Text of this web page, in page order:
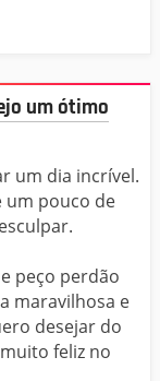
um ótimo
um dia incrível.
um pouco de
peço perdão
maravilhosa e
desejar do
feliz no